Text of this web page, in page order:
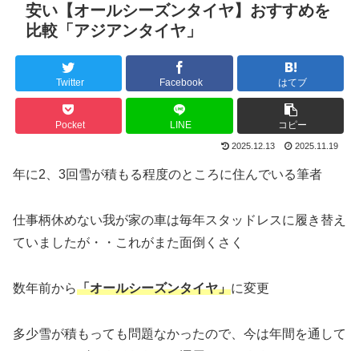
安い【オールシーズンタイヤ】おすすめを
比較「アジアンタイヤ」
Twitter Facebook はてブ
Pocket LINE コピー
2025.12.13 2025.11.19
年に2、3回雪が積もる程度のところに住んでいる筆者
仕事柄休めない我が家の車は毎年スタッドレスに履き替え
ていましたが・・これがまた面倒くさく
数年前から「オールシーズンタイヤ」に変更
多少雪が積もっても問題なかったので、今は年間を通して